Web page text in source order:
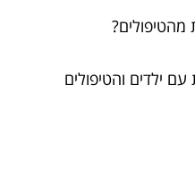
מהטיפולים?
ילדים והטיפולים